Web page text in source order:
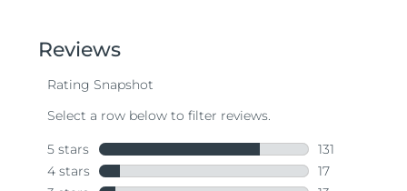
stars,
average
value.
171
Same
page
link.